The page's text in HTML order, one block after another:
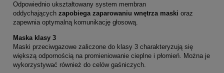
Odpowiednio ukształtowany system membran
oddychających zapobiega zaparowaniu wnętrza maski oraz
zapewnia optymalną komunikację głosową.
Maska klasy 3
Maski przeciwgazowe zaliczone do klasy 3 charakteryzują się
większą odpornością na promieniowanie cieplne i płomień. Można je
wykorzystywać również do celów gaśniczych.